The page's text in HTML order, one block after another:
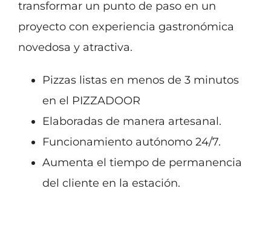
transformar un punto de paso en un
proyecto con experiencia gastronómica
novedosa y atractiva.
Pizzas listas en menos de 3 minutos
en el PIZZADOOR
Elaboradas de manera artesanal.
Funcionamiento autónomo 24/7.
Aumenta el tiempo de permanencia
del cliente en la estación.